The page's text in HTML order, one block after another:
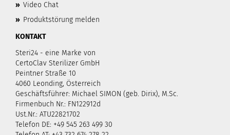
» Video Chat
» Produktstörung melden
KONTAKT
Steri24 - eine Marke von
CertoClav Sterilizer GmbH
Peintner Straße 10
4060 Leonding, Österreich
Geschäftsführer: Michael SIMON (geb. Dirix), M.Sc.
Firmenbuch Nr.: FN122912d
Ust.Nr.: ATU22821702
Telefon DE: +49 545 263 499 30